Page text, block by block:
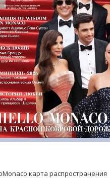
карта распространения